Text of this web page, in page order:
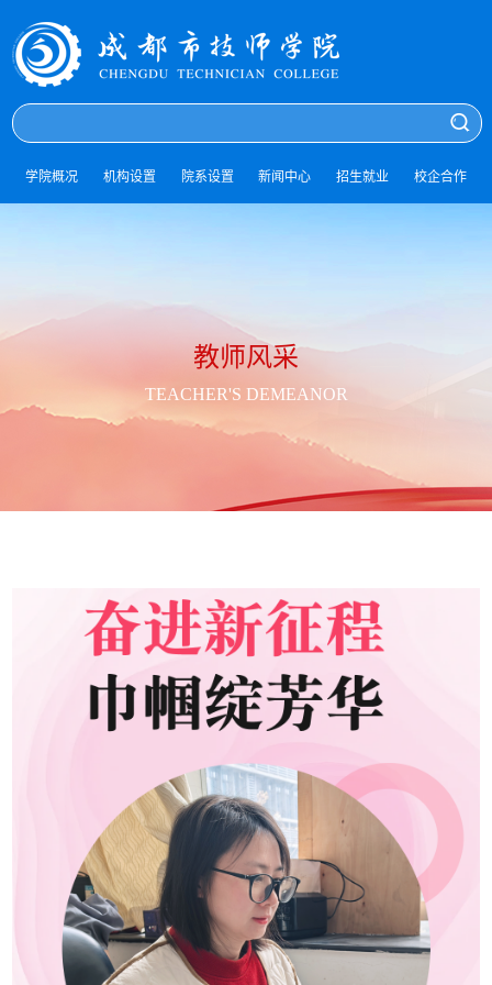
学院概况 机构设置 院系设置 新闻中心 招生就业 校企合作
教师风采
TEACHER'S DEMEANOR